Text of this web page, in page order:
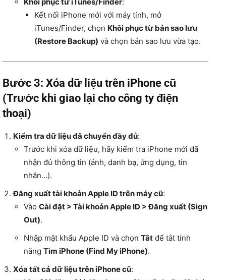
Khôi phục từ iTunes/Finder:
Kết nối iPhone mới với máy tính, mở
iTunes/Finder, chọn Khôi phục từ bản sao lưu
(Restore Backup) và chọn bản sao lưu vừa tạo.
Bước 3: Xóa dữ liệu trên iPhone cũ
(Trước khi giao lại cho công ty điện
thoại)
Kiểm tra dữ liệu đã chuyển đầy đủ:
Trước khi xóa dữ liệu, hãy kiểm tra iPhone mới đã
nhận đủ thông tin (ảnh, danh bạ, ứng dụng, tin
nhắn…).
Đăng xuất tài khoản Apple ID trên máy cũ:
Vào Cài đặt > Tài khoản Apple ID > Đăng xuất (Sign
Out).
Nhập mật khẩu Apple ID và chọn Tắt để tắt tính
năng Tìm iPhone (Find My iPhone).
Xóa tất cả dữ liệu trên iPhone cũ: